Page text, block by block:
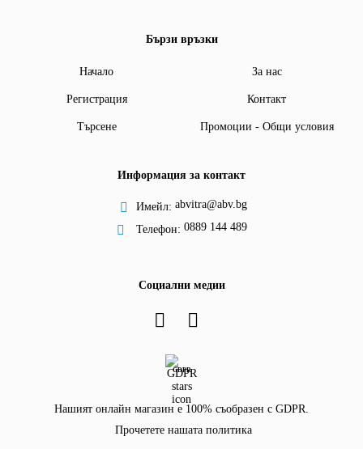
Бързи връзки
Начало За нас
Регистрация Контакт
Търсене Промоции - Общи условия
Информация за контакт
Имейл: abvitra@abv.bg
Телефон: 0889 144 489
Социални медии
GDPR
Нашият онлайн магазин е 100% съобразен с GDPR.
Прочетете нашата политика